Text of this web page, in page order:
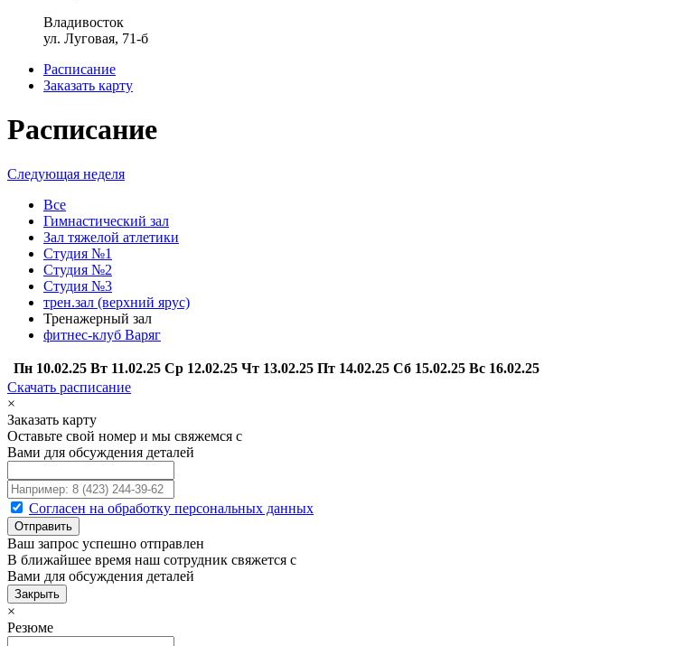
Владивосток
ул. Луговая, 71-б
Расписание
Заказать карту
Расписание
Следующая неделя
Все
Гимнастический зал
Зал тяжелой атлетики
Студия №1
Студия №2
Студия №3
трен.зал (верхний ярус)
Тренажерный зал
фитнес-клуб Варяг
Пн 10.02.25 Вт 11.02.25 Ср 12.02.25 Чт 13.02.25 Пт 14.02.25 Сб 15.02.25 Вс 16.02.25
Скачать расписание
×
Заказать карту
Оставьте свой номер и мы свяжемся с
Вами для обсуждения деталей
Согласен на обработку персональных данных
Ваш запрос успешно отправлен
В ближайшее время наш сотрудник свяжется с
Вами для обсуждения деталей
Закрыть
×
Резюме